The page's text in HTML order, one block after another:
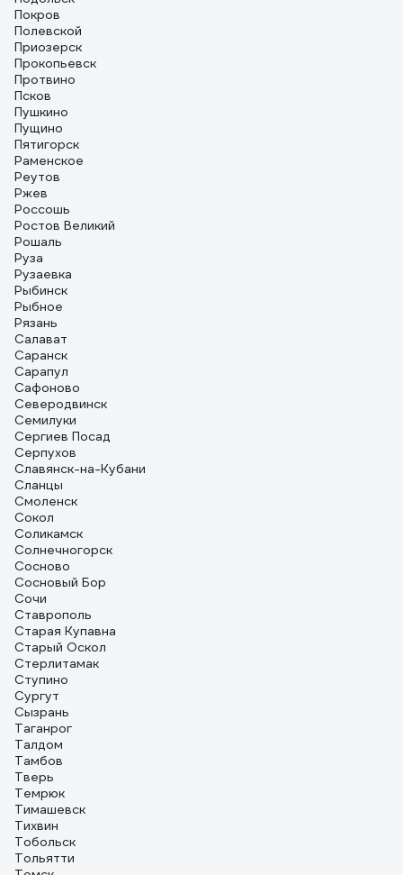
Покров
Полевской
Приозерск
Прокопьевск
Протвино
Псков
Пушкино
Пущино
Пятигорск
Раменское
Реутов
Ржев
Россошь
Ростов Великий
Рошаль
Руза
Рузаевка
Рыбинск
Рыбное
Рязань
Салават
Саранск
Сарапул
Сафоново
Северодвинск
Семилуки
Сергиев Посад
Серпухов
Славянск-на-Кубани
Сланцы
Смоленск
Сокол
Соликамск
Солнечногорск
Сосново
Сосновый Бор
Сочи
Ставрополь
Старая Купавна
Старый Оскол
Стерлитамак
Ступино
Сургут
Сызрань
Таганрог
Талдом
Тамбов
Тверь
Темрюк
Тимашевск
Тихвин
Тобольск
Тольятти